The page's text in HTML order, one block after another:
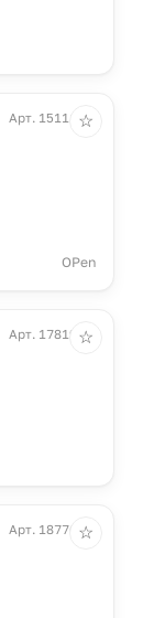
Арт. 15111.44
OPen
☆
Арт. 17819.30
☆
Арт. 18776.60
☆